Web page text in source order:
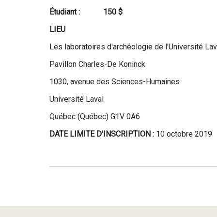
Étudiant : 150 $
LIEU
Les laboratoires d'archéologie de l'Université
Pavillon Charles-De Koninck
1030, avenue des Sciences-Humaines
Université Laval
Québec (Québec) G1V 0A6
DATE LIMITE D'INSCRIPTION : 10 octobre 2019